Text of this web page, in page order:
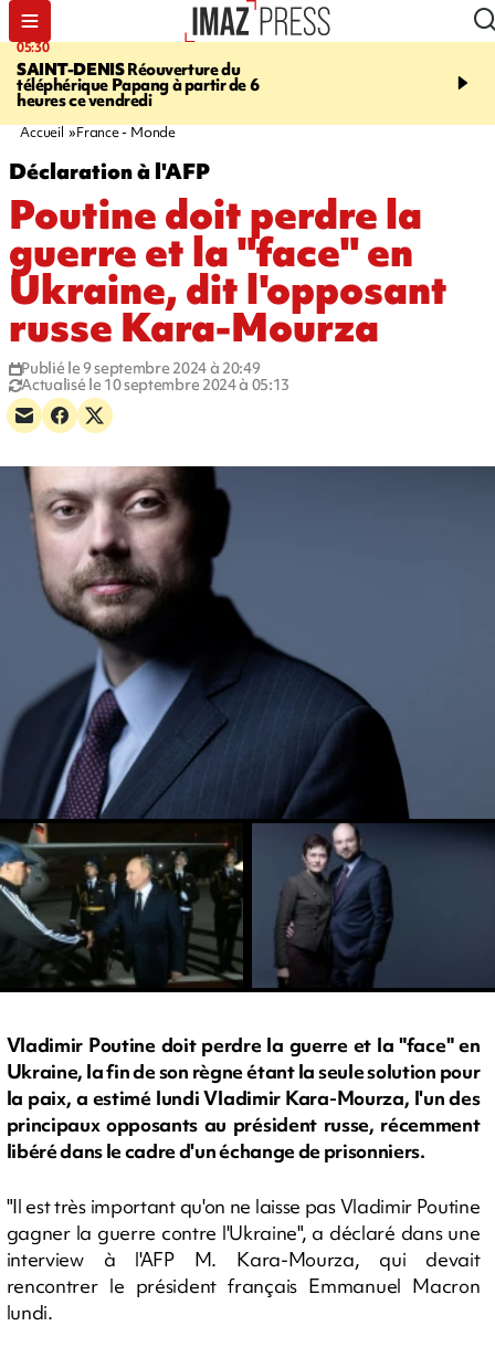
05:30
SAINT-DENISRéouverture du
téléphérique Papang à partir de 6
heures ce vendredi
07:00
Un vendredi
Accueil France - Monde
Déclaration à l'AFP
Poutine doit perdre la
guerre et la "face" en
Ukraine, dit l'opposant
russe Kara-Mourza
Publié le 9 septembre 2024 à 20:49
Actualisé le 10 septembre 2024 à 05:13
Vladimir Poutine doit perdre la guerre et la "face" en
Ukraine, la fin de son règne étant la seule solution pour
la paix, a estimé lundi Vladimir Kara-Mourza, l'un des
principaux opposants au président russe, récemment
libéré dans le cadre d'un échange de prisonniers.
"Il est très important qu'on ne laisse pas Vladimir Poutine
gagner la guerre contre l'Ukraine", a déclaré dans une
interview à l'AFP M. Kara-Mourza, qui devait
rencontrer le président français Emmanuel Macron
lundi.